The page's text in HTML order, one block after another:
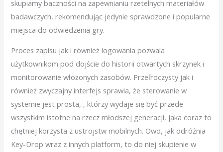
skupiamy baczności na zapewnianiu rzetelnych materiałów
badawczych, rekomendując jedynie sprawdzone i popularne
miejsca do odwiedzenia gry.
Proces zapisu jak i również logowania pozwala
użytkownikom pod dojście do historii otwartych skrzynek i
monitorowanie włożonych zasobów. Przeľroczysty jak i
również zwyczajny interfejs sprawia, że sterowanie w
systemie jest prosta, , którzy wydaje się być przede
wszystkim istotne na rzecz młodszej generacji, jaka coraz to
chętniej korzysta z ustrojstw mobilnych. Owo, jak odróżnia
Key-Drop wraz z innych platform, to do niej skupienie w